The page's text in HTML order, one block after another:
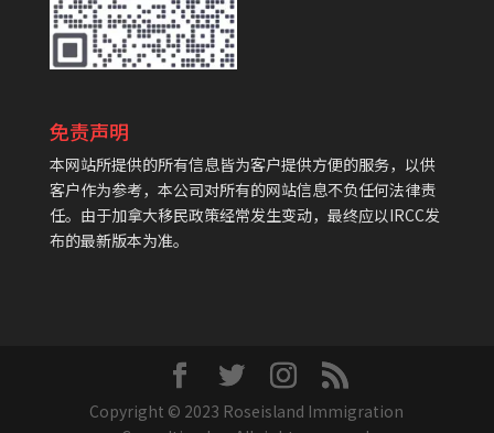
免责声明
本网站所提供的所有信息皆为客户提供方便的服务，以供
客户作为参考，本公司对所有的网站信息不负任何法律责
任。由于加拿大移民政策经常发生变动，最终应以IRCC发
布的最新版本为准。
Copyright © 2023 Roseisland Immigration